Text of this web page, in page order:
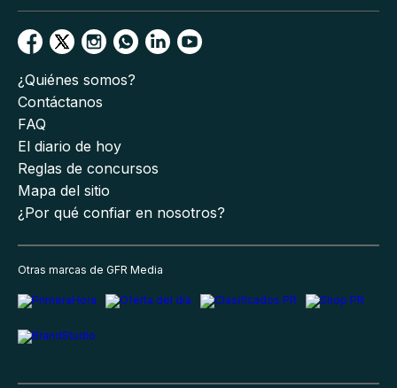
¿Quiénes somos?
Contáctanos
FAQ
El diario de hoy
Reglas de concursos
Mapa del sitio
¿Por qué confiar en nosotros?
Otras marcas de GFR Media